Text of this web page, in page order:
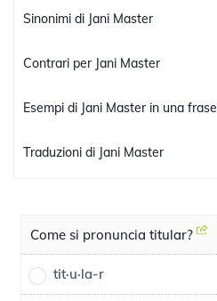
Sinonimi di Jani Master
Contrari per Jani Master
Esempi di Jani Master in una frase
Traduzioni di Jani Master
Come si pronuncia titular?
tit·u·la-r